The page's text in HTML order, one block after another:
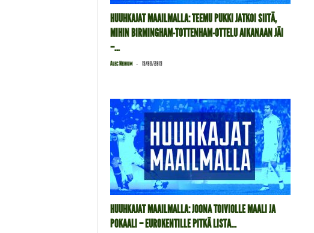
HUUHKAJAT MAAILMALLA: TEEMU PUKKI JATKOI SIITÄ,
MIHIN BIRMINGHAM-TOTTENHAM-OTTELU AIKANAAN JÄI
–...
Alec Neihum - 19/08/2019
HUUHKAJAT MAAILMALLA: JOONA TOIVIOLLE MAALI JA
POKAALI – EUROKENTILLE PITKÄ LISTA...